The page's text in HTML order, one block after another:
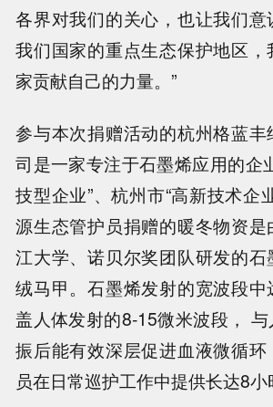
各界对我们的关心，也让我们
我们国家的重点生态保护地区，
家贡献自己的力量。”
参与本次捐赠活动的杭州格蓝
司是一家专注于石墨烯应用的企
技型企业”、杭州市“高新技术企
源生态管护员捐赠的暖冬物资
江大学、诺贝尔奖团队研发的石
绒马甲。石墨烯发射的宽波段
盖人体发射的8-15微米波段，
振后能有效深层促进血液微循
员在日常巡护工作中提供长达8小